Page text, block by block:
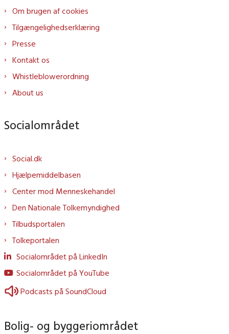
Om brugen af cookies
Tilgængelighedserklæring
Presse
Kontakt os
Whistleblowerordning
About us
Socialområdet
Social.dk
Hjælpemiddelbasen
Center mod Menneskehandel
Den Nationale Tolkemyndighed
Tilbudsportalen
Tolkeportalen
Socialområdet på LinkedIn
Socialområdet på YouTube
Podcasts på SoundCloud
Bolig- og byggeriområdet